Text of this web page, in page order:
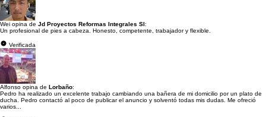
Wei opina de Jd Proyectos Reformas Integrales Sl:
Un profesional de pies a cabeza. Honesto, competente, trabajador y flexible.
Verificada
Alfonso opina de Lorbaño:
Pedro ha realizado un excelente trabajo cambiando una bañera de mi domicilio por un plato de
ducha. Pedro contactó al poco de publicar el anuncio y solventó todas mis dudas. Me ofreció
varios...